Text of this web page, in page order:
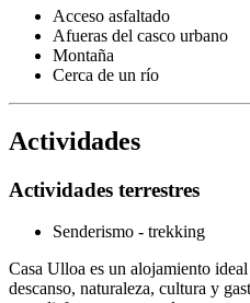
Acceso asfaltado
Afueras del casco urbano
Montaña
Cerca de un río
Actividades
Actividades terrestres
Senderismo - trekking
Casa Ulloa es un alojamiento
descanso, naturaleza, cultura y